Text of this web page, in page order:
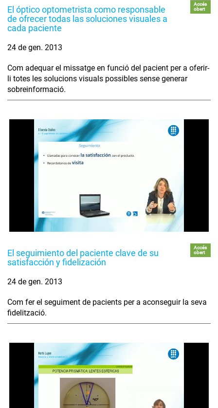
El óptico optometrista como responsable
de ofrecer todas las soluciones visuales a
cada paciente
Accés
obert
24 de gen. 2013
Com adequar el missatge en funció del pacient per a oferir-
li totes les solucions visuals possibles sense generar
sobreinformació.
El seguimiento del paciente clave de su
satisfacción y fidelización
Accés
obert
24 de gen. 2013
Com fer el seguiment de pacients per a aconseguir la seva
fidelització.